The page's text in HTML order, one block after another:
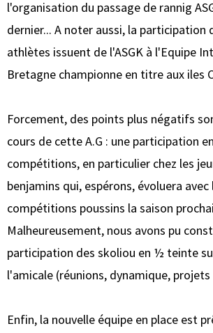
l'organisation du passage de rannig
dernier... A noter aussi, la participation
athlètes issuent de l'ASGK à l'Equipe
Bretagne championne en titre aux iles
Forcement, des points plus négatifs
cours de cette A.G : une participation
compétitions, en particulier chez les
benjamins qui, espérons, évoluera
compétitions poussins la saison
Malheureusement, nous avons pu
participation des skoliou en ½ teinte
l'amicale (réunions, dynamique,
Enfin, la nouvelle équipe en place est